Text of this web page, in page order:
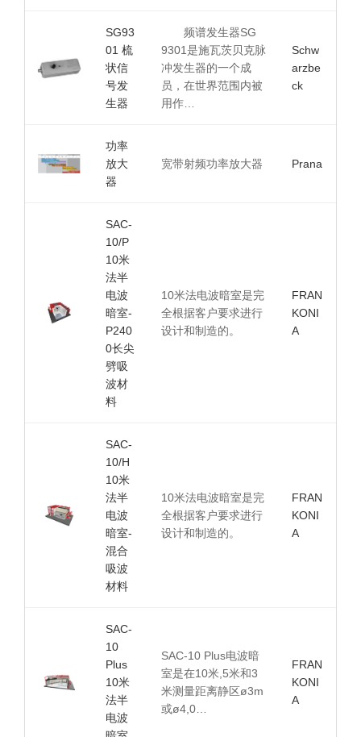
SG93
01 梳
状信
号发
生器
频谱发生器SG
9301是施瓦茨贝克脉
冲发生器的一个成
员，在世界范围内被
用作…
Schw
arzbe
ck
功率
放大
器
宽带射频功率放大器 Prana
SAC-
10/P
10米
法半
电波
暗室-
P240
0长尖
劈吸
波材
料
10米法电波暗室是完
全根据客户要求进行
设计和制造的。
FRAN
KONI
A
SAC-
10/H
10米
法半
电波
暗室-
混合
吸波
材料
10米法电波暗室是完
全根据客户要求进行
设计和制造的。
FRAN
KONI
A
SAC-
10
Plus
10米
法半
电波
SAC-10 Plus电波暗
室是在10米,5米和3
米测量距离静区ø3m
或ø4,0…
FRAN
KONI
A